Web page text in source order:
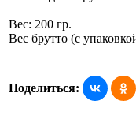
Вес: 200 гр.
Вес брутто (с
Поделиться: